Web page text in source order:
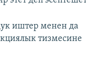
иштер менен да
тизмесине